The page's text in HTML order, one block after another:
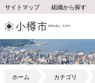
サイトマップ 組織から探す
ホーム カテゴリ